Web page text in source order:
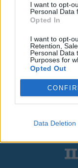
I want to opt-
Personal Data
Opted In
I want to opt-
Retention,
Personal Data
Purposes for
Opted Out
Data Deletion